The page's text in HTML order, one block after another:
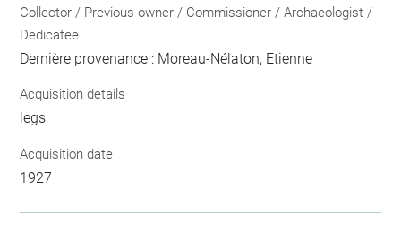
Collector / Previous owner / Commissioner / Archaeologist /
Dedicatee
Dernière provenance : Moreau-Nélaton, Etienne
Acquisition details
legs
Acquisition date
1927